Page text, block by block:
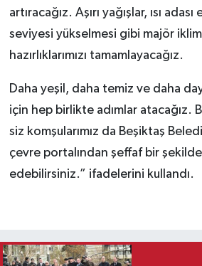
artıracağız. Aşırı yağışlar, ısı
seviyesi yükselmesi gibi majör
hazırlıklarımızı tamamlayacağız.
Daha yeşil, daha temiz ve daha
için hep birlikte adımlar atacağız.
siz komşularımız da Beşiktaş
çevre portalından şeffaf bir
edebilirsiniz.” ifadelerini kullandı.